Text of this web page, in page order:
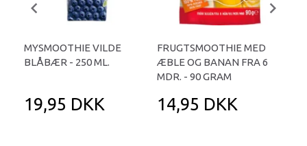
MYSMOOTHIE VILDE
BLÅBÆR - 250 ML.
19,95 DKK
FRUGTSMOOTHIE MED
ÆBLE OG BANAN FRA 6
MDR. - 90 GRAM
14,95 DKK